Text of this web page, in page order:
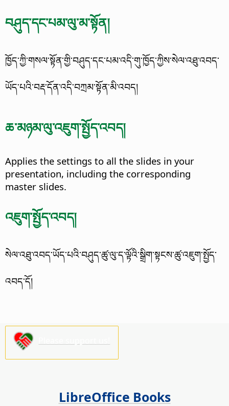
བཤུད་དང་པམ་ལུ་མ་སྟོན།
ཁྱོད་ཀྱི་གསལ་སྟོན་གྱི་བཤུད་དང་པམ་འདི་གུ་ཁྱོད་ཀྱིས་སེལ་འཐུ་འབད་
ཡོད་པའི་བརྡ་དོན་འདི་བཀྲམ་སྟོན་མི་འབད།
ཆ་མཉམ་ལུ་འཇུག་སྤྱོད་འབད།
Applies the settings to all the slides in your
presentation, including the corresponding
master slides.
འཇུག་སྤྱོད་འབད།
སེལ་འཐུ་འབད་ཡོད་པའི་བཤུད་ཚུ་ལུ་ད་ལྟོའི་སྒྲིག་སྟངས་ཚུ་འཇུག་སྤྱོད་
འབད་དོ།
LibreOffice Books